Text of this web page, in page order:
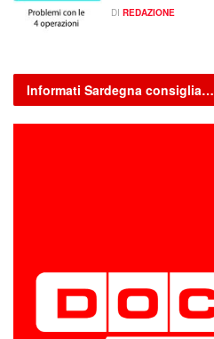
DI REDAZIONE
Informati Sardegna consiglia…